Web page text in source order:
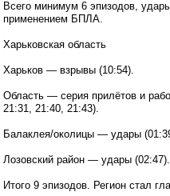
Всего минимум 6 эпизодов,
применением БПЛА.
Харьковская область
Харьков — взрывы (10:54).
Область — серия прилётов и
21:31, 21:40, 21:43).
Балаклея/околицы — удары
Лозовский район — удары (02:47).
Итого 9 эпизодов. Регион стал